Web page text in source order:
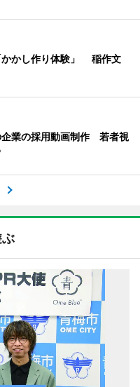
かかし作り体験」 稲作文
企業の採用動画制作 若者視